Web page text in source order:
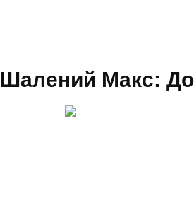
Шалений Макс: